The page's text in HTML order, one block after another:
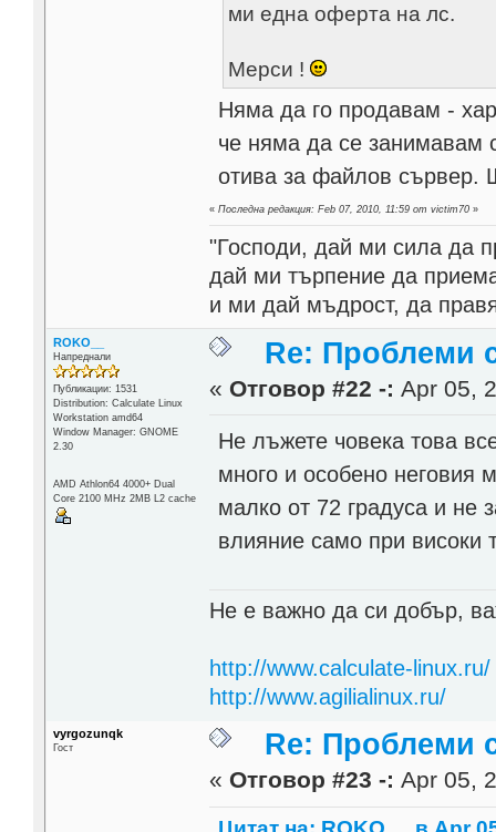
ми една оферта на лс.
Мерси !
Няма да го продавам -
че няма да се занимавам
отива за файлов
«Последна редакция: Feb 07, 2010, 11:59 от victim70 »
"Господи, дай ми сила да
дай ми търпение да
и ми дай мъдрост, да
ROKO__
Напреднали
Публикации: 1531
Distribution: Calculate Linux
Workstation amd64
Window Manager: GNOME
2.30
AMD Athlon64 4000+ Dual
Core 2100 MHz 2MB L2 cache
Re: Проблеми
« Отговор #22 -: Apr 05,
Не лъжете човека това
много и особено
малко от 72 градуса и не
влияние само при високи
Не е важно да си добър,
http://www.calculate-linux.ru/
http://www.agilialinux.ru/
vyrgozunqk
Гост Re: Проблеми
« Отговор #23 -: Apr 05,